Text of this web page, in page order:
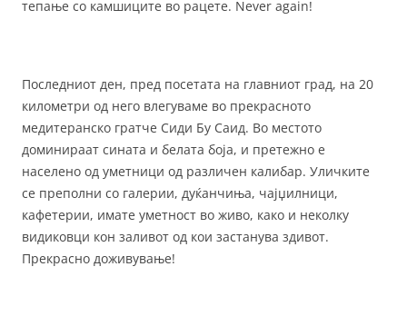
тепање со камшиците во рацете. Never again!
Последниот ден, пред посетата на главниот град, на 20
километри од него влегуваме во прекрасното
медитеранско гратче Сиди Бу Саид. Во местото
доминираат сината и белата боја, и претежно е
населено од уметници од различен калибар. Уличките
се преполни со галерии, дуќанчиња, чајџилници,
кафетерии, имате уметност во живо, како и неколку
видиковци кон заливот од кои застанува здивот.
Прекрасно доживување!